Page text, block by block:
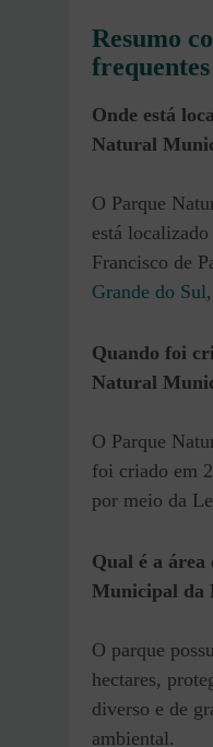
Resumo
frequentes
Onde está
Natural
O Parque
está
Francisco de
Grande do Sul
Quando foi
Natural
O Parque
foi criado em
por meio da
Qual é a
Municipal da
O parque
hectares,
diverso e de
ambiental.